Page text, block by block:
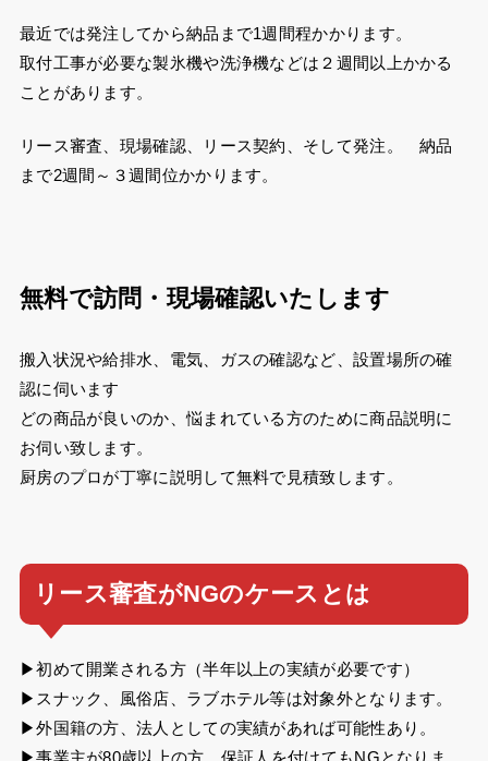
最近では発注してから納品まで1週間程かかります。
取付工事が必要な製氷機や洗浄機などは２週間以上かかる
ことがあります。
リース審査、現場確認、リース契約、そして発注。 納品
まで2週間～３週間位かかります。
無料で訪問・現場確認いたします
搬入状況や給排水、電気、ガスの確認など、設置場所の確
認に伺います
どの商品が良いのか、悩まれている方のために商品説明に
お伺い致します。
厨房のプロが丁寧に説明して無料で見積致します。
リース審査がNGのケースとは
▶初めて開業される方（半年以上の実績が必要です）
▶スナック、風俗店、ラブホテル等は対象外となります。
▶外国籍の方、法人としての実績があれば可能性あり。
▶事業主が80歳以上の方、保証人を付けてもNGとなりま